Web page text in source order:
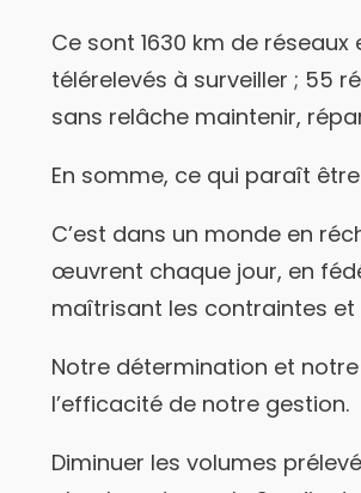
Ce sont 1630 km de
télérelevés à surveiller ; 55
sans relâche maintenir,
En somme, ce qui paraît
C’est dans un monde en
œuvrent chaque jour, en
maîtrisant les contraintes et
Notre détermination et
l’efficacité de notre gestion.
Diminuer les volumes